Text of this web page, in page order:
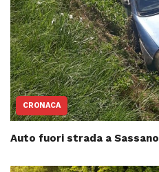
CRONACA
Auto fuori strada a